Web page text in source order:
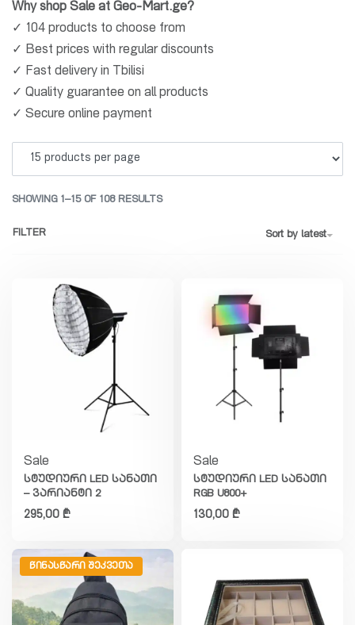
Why shop Sale at Geo-Mart.ge?
✓ 104 products to choose from
✓ Best prices with regular discounts
✓ Fast delivery in Tbilisi
✓ Quality guarantee on all products
✓ Secure online payment
SHOWING 1–15 OF 108 RESULTS
Sort by latest
FILTER
Sale
სტუდიური LED სანათი
– ვარიანტი 2
295,00 ₾
Sale
სტუდიური LED სანათი
RGB U800+
130,00 ₾
ᲬᲘᲜᲐᲡᲬᲐᲠᲘ ᲨᲔᲙᲕᲔᲗᲐ